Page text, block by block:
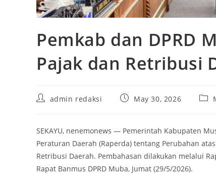
Pemkab dan DPRD
Pajak dan Retribusi
Postadmin redaksi
PostMay 30, 2026
Post
SEKAYU, nenemonews — Pemerintah Kabupaten
Peraturan Daerah (Raperda) tentang Perubahan
Retribusi Daerah. Pembahasan dilakukan melalui
Rapat Banmus DPRD Muba, Jumat (29/5/2026).